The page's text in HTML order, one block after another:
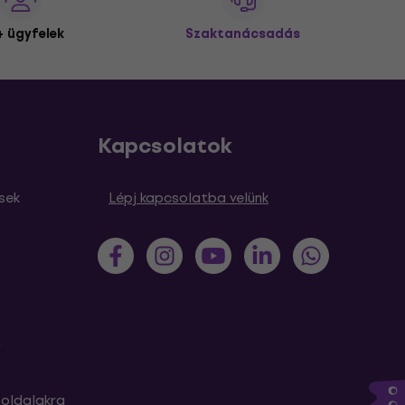
ügyfelek Szaktanácsadás
Kapcsolatok
Lépj kapcsolatba velünk